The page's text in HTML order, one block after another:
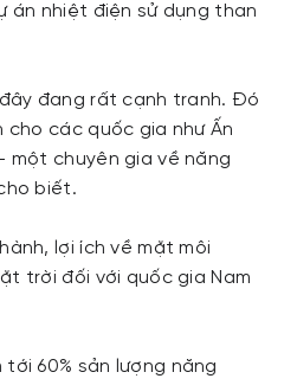
án nhiệt điện sử dụng than
đang rất cạnh tranh. Đó
cho các quốc gia như Ấn
một chuyên gia về năng
biết.
lợi ích về mặt môi
trời đối với quốc gia Nam
60% sản lượng năng